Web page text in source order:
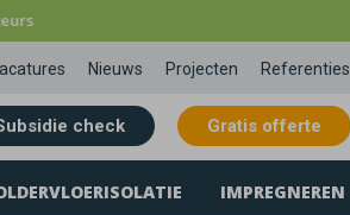
Nieuws Projecten Referenties
check Gratis offerte
IMPREGNEREN